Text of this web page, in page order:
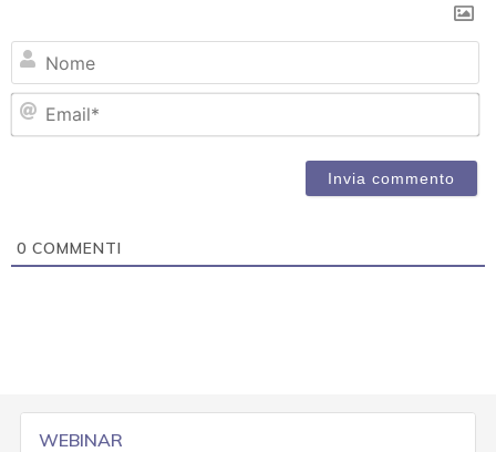
0 COMMENTI
WEBINAR